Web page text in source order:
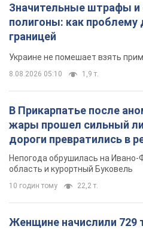
Значительные штрафы и
полигоны: как
границей
Украине не помешает взять
8.08.2026 05:10 1,9 т.
В Прикарпатье после
жары прошел сильный
дороги превратились в
Непогода обрушилась на Ивано-
область и курортный Буковель
10 годин тому 22,2 т.
Женщине начислили 729